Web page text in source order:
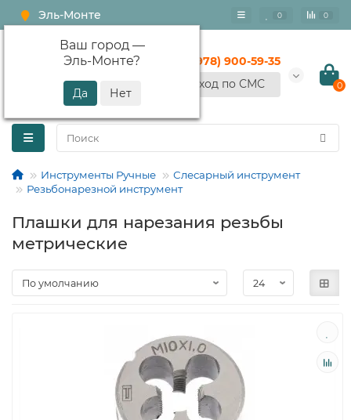
Эль-Монте
Ваш город —
Эль-Монте?
0 0
+7 (978) 900-59-35
Вход по СМС
0
Инструменты Ручные
Слесарный инструмент
Резьбонарезной инструмент
Плашки для нарезания резьбы
метрические